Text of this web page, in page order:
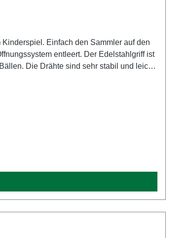
Einfach den Sammler auf den
entleert. Der Edelstahlgriff ist
Die Drähte sind sehr stabil und leicht